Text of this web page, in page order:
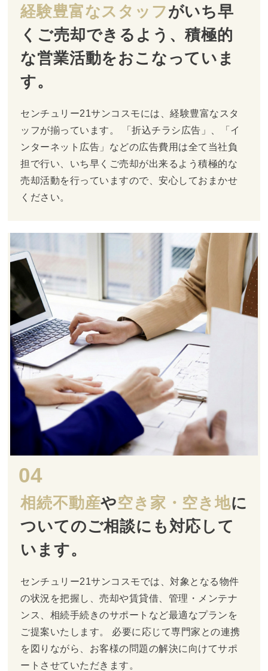
経験豊富なスタッフがいち早
くご売却できるよう、積極的
な営業活動をおこなっていま
す。
センチュリー21サンコスモには、経験豊富なスタ
ッフが揃っています。 「折込チラシ広告」、「イ
ンターネット広告」などの広告費用は全て当社負
担で行い、いち早くご売却が出来るよう積極的な
売却活動を行っていますので、安心しておまかせ
ください。
04
相続不動産や空き家・空き地に
ついてのご相談にも対応して
います。
センチュリー21サンコスモでは、対象となる物件
の状況を把握し、売却や賃貸借、管理・メンテナ
ンス、相続手続きのサポートなど最適なプランを
ご提案いたします。 必要に応じて専門家との連携
を図りながら、お客様の問題の解決に向けてサポ
ートさせていただきます。